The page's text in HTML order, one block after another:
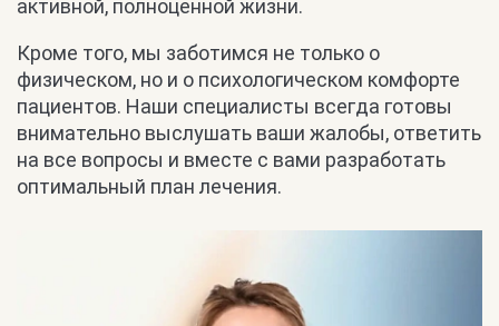
активной, полноценной жизни.
Кроме того, мы заботимся не только о
физическом, но и о психологическом комфорте
пациентов. Наши специалисты всегда готовы
внимательно выслушать ваши жалобы, ответить
на все вопросы и вместе с вами разработать
оптимальный план лечения.